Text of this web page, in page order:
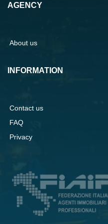
AGENCY
About us
INFORMATION
Contact us
FAQ
Privacy